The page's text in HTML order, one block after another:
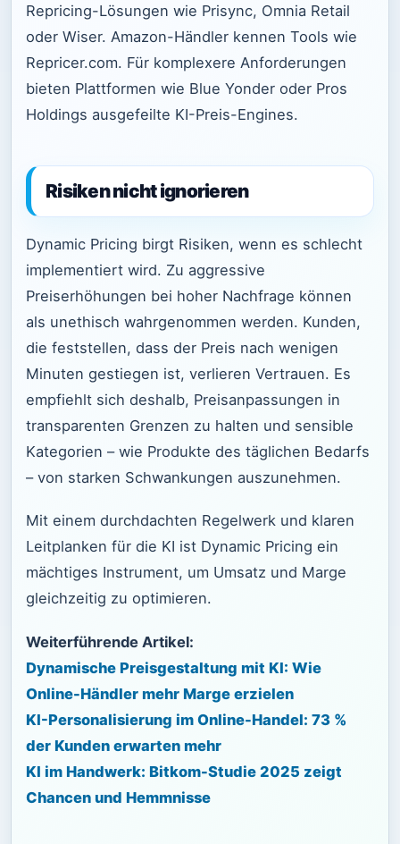
Repricing-Lösungen wie Prisync, Omnia Retail
oder Wiser. Amazon-Händler kennen Tools wie
Repricer.com. Für komplexere Anforderungen
bieten Plattformen wie Blue Yonder oder Pros
Holdings ausgefeilte KI-Preis-Engines.
Risiken nicht ignorieren
Dynamic Pricing birgt Risiken, wenn es schlecht
implementiert wird. Zu aggressive
Preiserhöhungen bei hoher Nachfrage können
als unethisch wahrgenommen werden. Kunden,
die feststellen, dass der Preis nach wenigen
Minuten gestiegen ist, verlieren Vertrauen. Es
empfiehlt sich deshalb, Preisanpassungen in
transparenten Grenzen zu halten und sensible
Kategorien – wie Produkte des täglichen Bedarfs
– von starken Schwankungen auszunehmen.
Mit einem durchdachten Regelwerk und klaren
Leitplanken für die KI ist Dynamic Pricing ein
mächtiges Instrument, um Umsatz und Marge
gleichzeitig zu optimieren.
Weiterführende Artikel:
Dynamische Preisgestaltung mit KI: Wie
Online-Händler mehr Marge erzielen
KI-Personalisierung im Online-Handel: 73 %
der Kunden erwarten mehr
KI im Handwerk: Bitkom-Studie 2025 zeigt
Chancen und Hemmnisse